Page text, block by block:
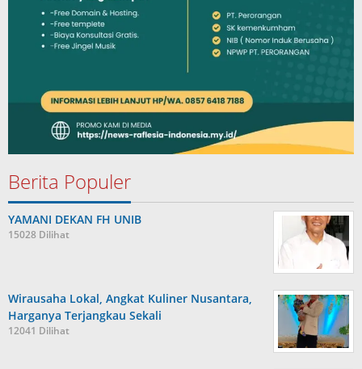
Berita Populer
YAMANI DEKAN FH UNIB
15028 Dilihat
Wirausaha Lokal, Angkat Kuliner Nusantara,
Harganya Terjangkau Sekali
12041 Dilihat